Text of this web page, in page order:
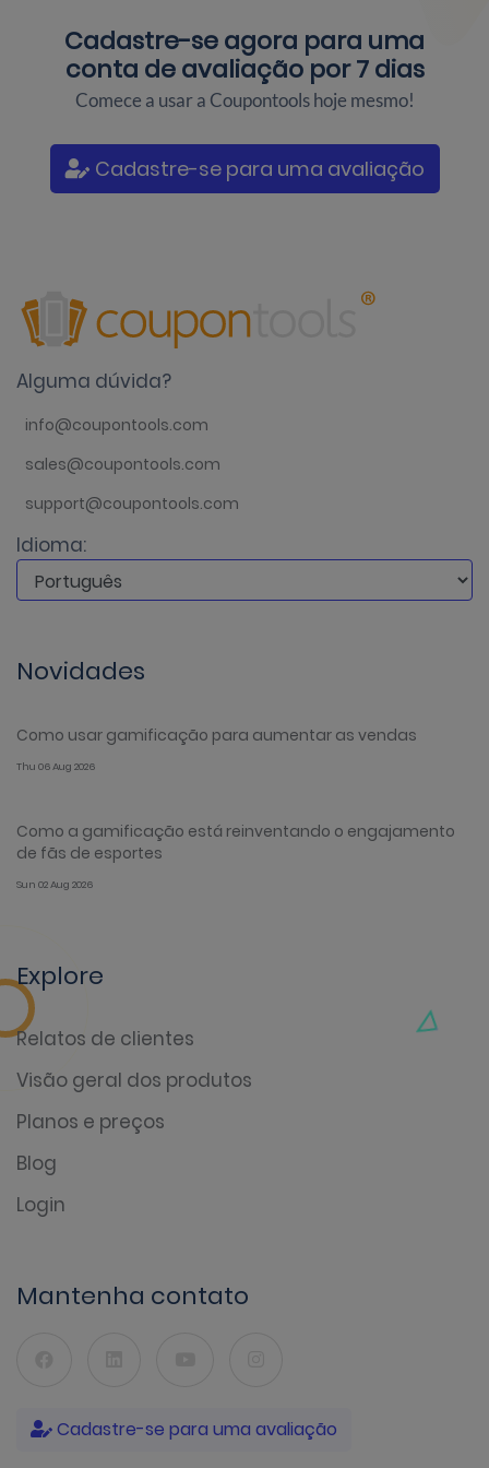
Cadastre-se agora para uma
conta de avaliação por 7 dias
Comece a usar a Coupontools hoje mesmo!
Cadastre-se para uma avaliação
Alguma dúvida?
info@coupontools.com
sales@coupontools.com
support@coupontools.com
Idioma:
Novidades
Como usar gamificação para aumentar as vendas
Thu 06 Aug 2026
Como a gamificação está reinventando o engajamento
de fãs de esportes
Sun 02 Aug 2026
Explore
Relatos de clientes
Visão geral dos produtos
Planos e preços
Blog
Login
Mantenha contato
Cadastre-se para uma avaliação